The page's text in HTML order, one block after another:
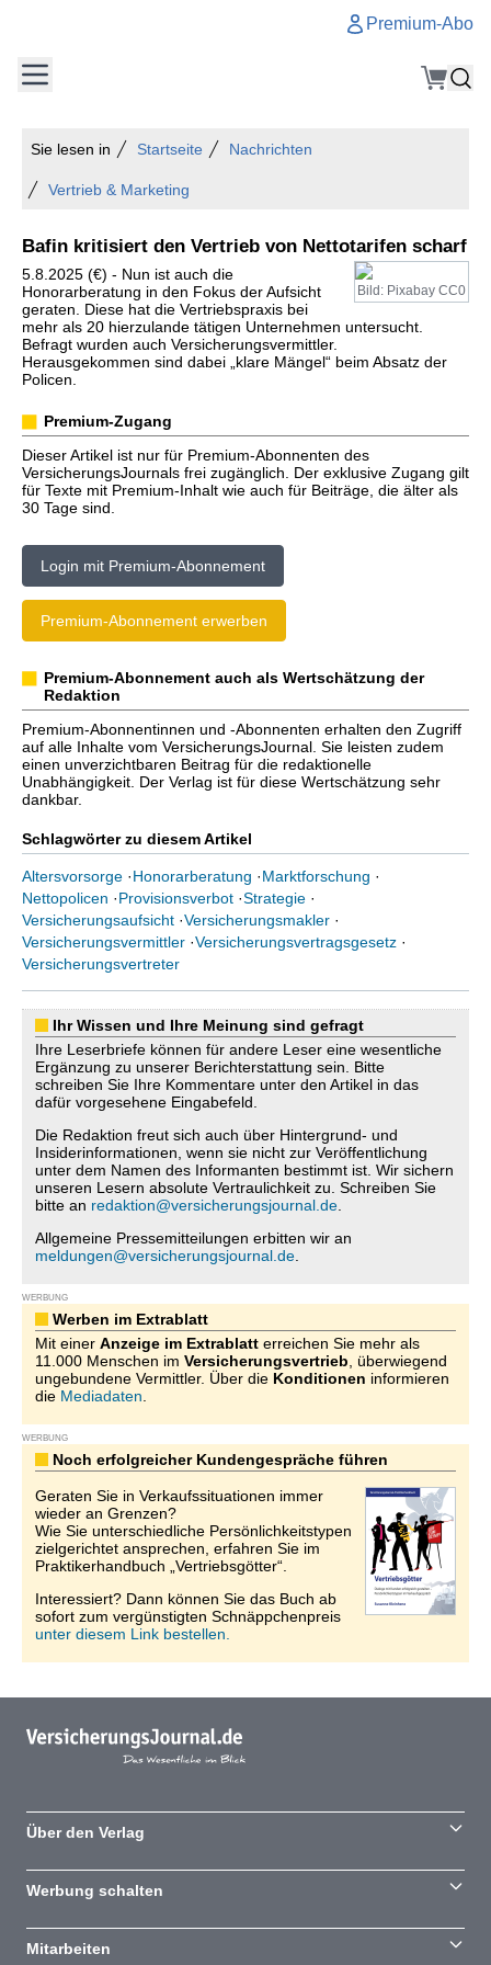
Premium-Abo
Sie lesen in Startseite Nachrichten
Vertrieb & Marketing
Bafin kritisiert den Vertrieb von Nettotarifen scharf
Bild: Pixabay CC0
5.8.2025 (€) - Nun ist auch die
Honorarberatung in den Fokus der Aufsicht
geraten. Diese hat die Vertriebspraxis bei
mehr als 20 hierzulande tätigen Unternehmen untersucht.
Befragt wurden auch Versicherungsvermittler.
Herausgekommen sind dabei „klare Mängel“ beim Absatz der
Policen.
Premium-Zugang
Dieser Artikel ist nur für Premium-Abonnenten des
VersicherungsJournals frei zugänglich. Der exklusive Zugang gilt
für Texte mit Premium-Inhalt wie auch für Beiträge, die älter als
30 Tage sind.
Login mit Premium-Abonnement
Premium-Abonnement erwerben
Premium-Abonnement auch als Wertschätzung der
Redaktion
Premium-Abonnentinnen und -Abonnenten erhalten den Zugriff
auf alle Inhalte vom VersicherungsJournal. Sie leisten zudem
einen unverzichtbaren Beitrag für die redaktionelle
Unabhängigkeit. Der Verlag ist für diese Wertschätzung sehr
dankbar.
Schlagwörter zu diesem Artikel
Altersvorsorge ·Honorarberatung ·Marktforschung ·
Nettopolicen ·Provisionsverbot ·Strategie ·
Versicherungsaufsicht ·Versicherungsmakler ·
Versicherungsvermittler ·Versicherungsvertragsgesetz ·
Versicherungsvertreter
Ihr Wissen und Ihre Meinung sind gefragt
Ihre Leserbriefe können für andere Leser eine wesentliche
Ergänzung zu unserer Berichterstattung sein. Bitte
schreiben Sie Ihre Kommentare unter den Artikel in das
dafür vorgesehene Eingabefeld.
Die Redaktion freut sich auch über Hintergrund- und
Insiderinformationen, wenn sie nicht zur Veröffentlichung
unter dem Namen des Informanten bestimmt ist. Wir sichern
unseren Lesern absolute Vertraulichkeit zu. Schreiben Sie
bitte an redaktion@versicherungsjournal.de
Allgemeine Pressemitteilungen erbitten wir an
meldungen@versicherungsjournal.de
WERBUNG
Werben im Extrablatt
Mit einer Anzeige im Extrablatt erreichen Sie mehr als
11.000 Menschen im Versicherungsvertrieb , überwiegend
ungebundene Vermittler. Über die Konditionen informieren
die Mediadaten
WERBUNG
Noch erfolgreicher Kundengespräche führen
Geraten Sie in Verkaufssituationen immer
wieder an Grenzen?
Wie Sie unterschiedliche Persönlichkeitstypen
zielgerichtet ansprechen, erfahren Sie im
Praktikerhandbuch „Vertriebsgötter“.
Interessiert? Dann können Sie das Buch ab
sofort zum vergünstigten Schnäppchenpreis
unter diesem Link bestellen.
Über den Verlag
Werbung schalten
Mitarbeiten